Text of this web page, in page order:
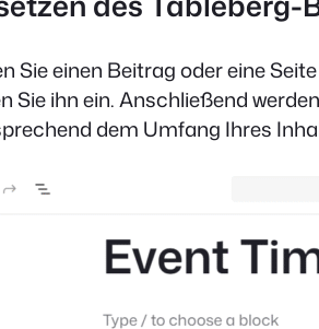
Sie einen Beitrag oder eine
Sie ihn ein. Anschließend
dem Umfang Ihres